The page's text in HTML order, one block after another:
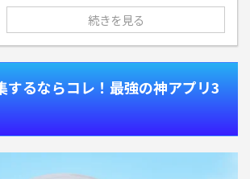
続きを見る
するならコレ！最強の神アプリ3